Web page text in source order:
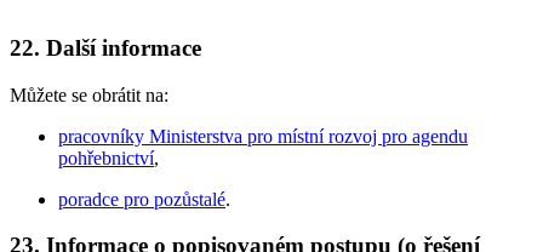
22. Další informace
Můžete se obrátit na:
pracovníky Ministerstva pro místní rozvoj pro agendu
pohřebnictví,
poradce pro pozůstalé.
23. Informace o popisovaném postupu (o řešení